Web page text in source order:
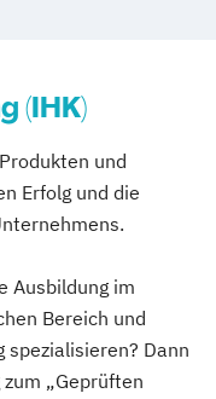
(IHK)
und
Erfolg und die
Ausbildung im
Bereich und
Dann
„Geprüften